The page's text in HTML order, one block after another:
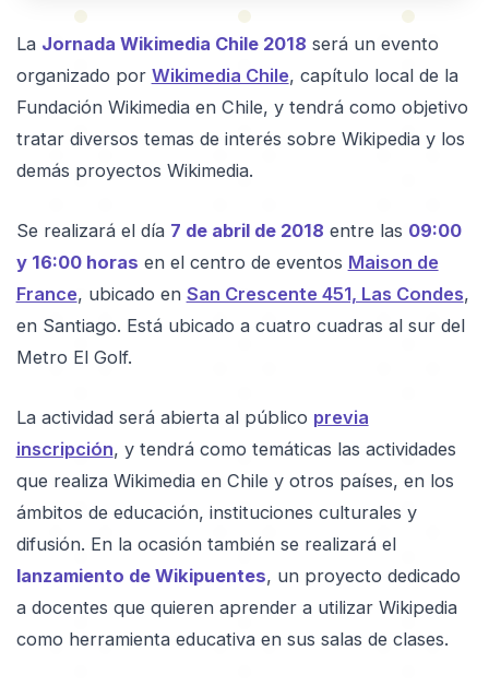
La Jornada Wikimedia Chile 2018 será un evento
organizado por Wikimedia Chile, capítulo local de la
Fundación Wikimedia en Chile, y tendrá como objetivo
tratar diversos temas de interés sobre Wikipedia y los
demás proyectos Wikimedia.
Se realizará el día 7 de abril de 2018 entre las 09:00
y 16:00 horas en el centro de eventos Maison de
France, ubicado en San Crescente 451, Las Condes,
en Santiago. Está ubicado a cuatro cuadras al sur del
Metro El Golf.
La actividad será abierta al público previa
inscripción, y tendrá como temáticas las actividades
que realiza Wikimedia en Chile y otros países, en los
ámbitos de educación, instituciones culturales y
difusión. En la ocasión también se realizará el
lanzamiento de Wikipuentes, un proyecto dedicado
a docentes que quieren aprender a utilizar Wikipedia
como herramienta educativa en sus salas de clases.